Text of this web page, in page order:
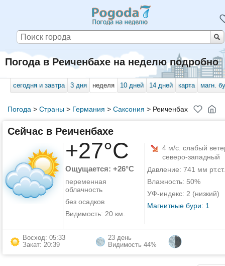
Погода в Реиченбахе на неделю подробно
сегодня и завтра 3 дня неделя 10 дней 14 дней карта магн.
Погода > Страны> Германия > Саксония > Реиченбах
Сейчас в Реиченбахе
+27°C
Ощущается: +26°C
переменная
облачность
без осадков
Видимость: 20 км.
4 м/с. слабый
северо-западный
Давление: 741 мм рт.ст.
Влажность: 50%
УФ-индекс: 2 (низкий)
Магнитные бури: 1
Восход: 05:33
Закат: 20:39
23 день
Видимость 44%